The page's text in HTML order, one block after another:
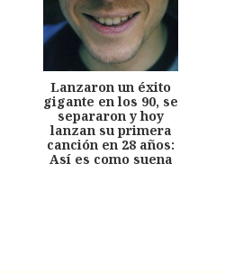
Lanzaron un éxito
gigante en los 90, se
separaron y hoy
lanzan su primera
canción en 28 años:
Así es como suena